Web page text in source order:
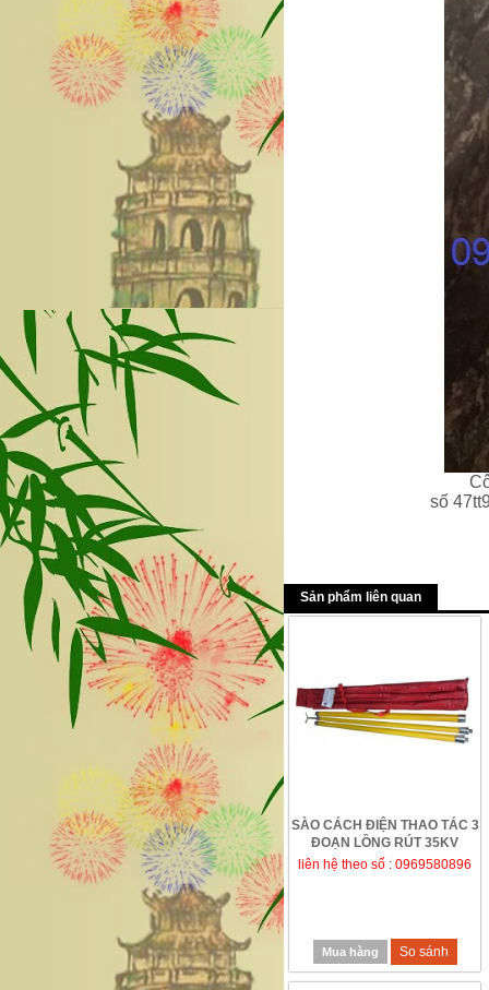
số
Sản phẩm liên quan
SÀO CÁCH ĐIỆN THAO TÁC 3
ĐOẠN LỒNG RÚT 35KV
liên hệ theo số : 0969580896
Mua hàng So sánh